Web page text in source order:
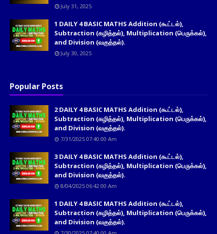
July 31, 2025
1 DAILY 4 BASIC MATHS Addition (கூட்டல்),
Subtraction (கழித்தல்), Multiplication (பெருக்கல்),
and Division (வகுத்தல்).
July 30, 2025
Popular Posts
2 DAILY 4 BASIC MATHS Addition (கூட்டல்),
Subtraction (கழித்தல்), Multiplication (பெருக்கல்),
and Division (வகுத்தல்).
7/31/2025 07:40:00 Am
3 DAILY 4 BASIC MATHS Addition (கூட்டல்),
Subtraction (கழித்தல்), Multiplication (பெருக்கல்),
and Division (வகுத்தல்).
8/04/2025 06:42:00 Am
1 DAILY 4 BASIC MATHS Addition (கூட்டல்),
Subtraction (கழித்தல்), Multiplication (பெருக்கல்),
and Division (வகுத்தல்).